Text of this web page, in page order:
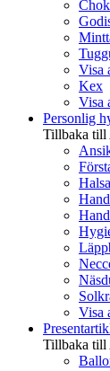
Visa
Kex
Visa
Personlig
Tillbaka till
Visa
Tillbaka till